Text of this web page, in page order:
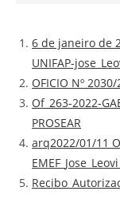
6 de janeiro de
UNIFAP-
OFICIO Nº
Of_263-2022-
PROSEAR
arq2022/01/11